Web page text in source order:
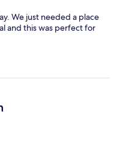
We just needed a place
and this was perfect for